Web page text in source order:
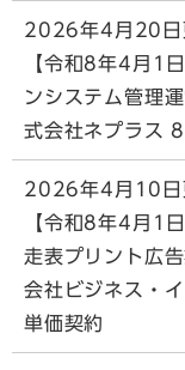
2026年4月20日
【令和8年4月1
ンシステム管理
式会社ネプラス
2026年4月10日
【令和8年4月1
走表プリント広
会社ビジネス・
単価契約